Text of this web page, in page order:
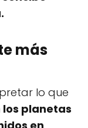
más
lo que
los planetas